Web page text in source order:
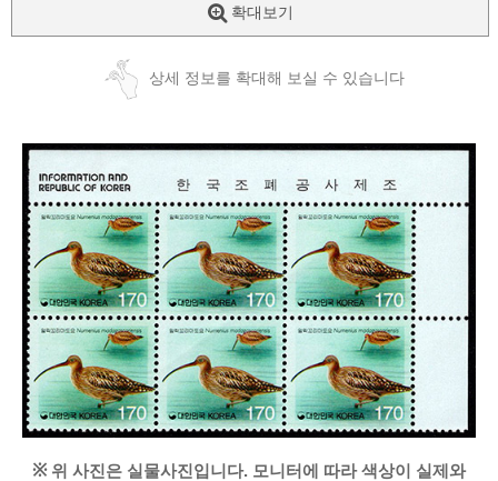
확대보기
상세 정보를 확대해 보실 수 있습니다
※ 위 사진은 실물사진입니다. 모니터에 따라 색상이 실제와